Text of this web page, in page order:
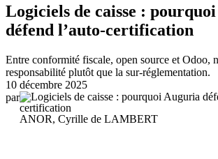
Logiciels de caisse :
défend l’auto-certification
Entre conformité fiscale, open source et Odoo,
responsabilité plutôt que la sur-réglementation.
10 décembre 2025
par
ANOR, Cyrille de LAMBERT